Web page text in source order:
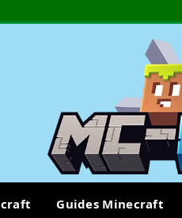
Guides Minecraft